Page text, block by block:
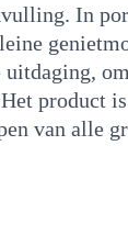
In
uitdaging,
product
van alle